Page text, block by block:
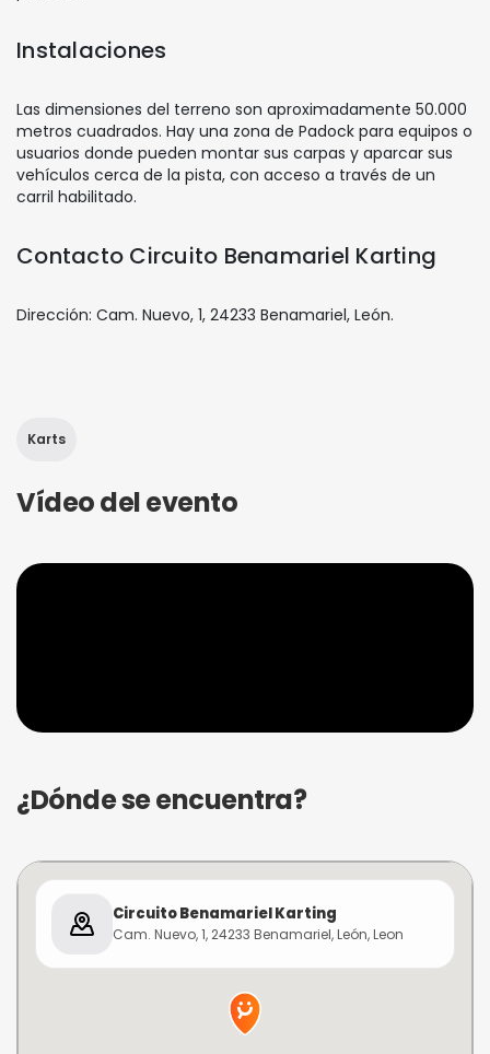
Instalaciones
Las dimensiones del terreno son aproximadamente 50.000
metros cuadrados. Hay una zona de Padock para equipos o
usuarios donde pueden montar sus carpas y aparcar sus
vehículos cerca de la pista, con acceso a través de un
carril habilitado.
Contacto Circuito Benamariel Karting
Dirección: Cam. Nuevo, 1, 24233 Benamariel, León.
Karts
Vídeo del evento
¿Dónde se encuentra?
Circuito Benamariel Karting
Cam. Nuevo, 1, 24233 Benamariel, León, Leon